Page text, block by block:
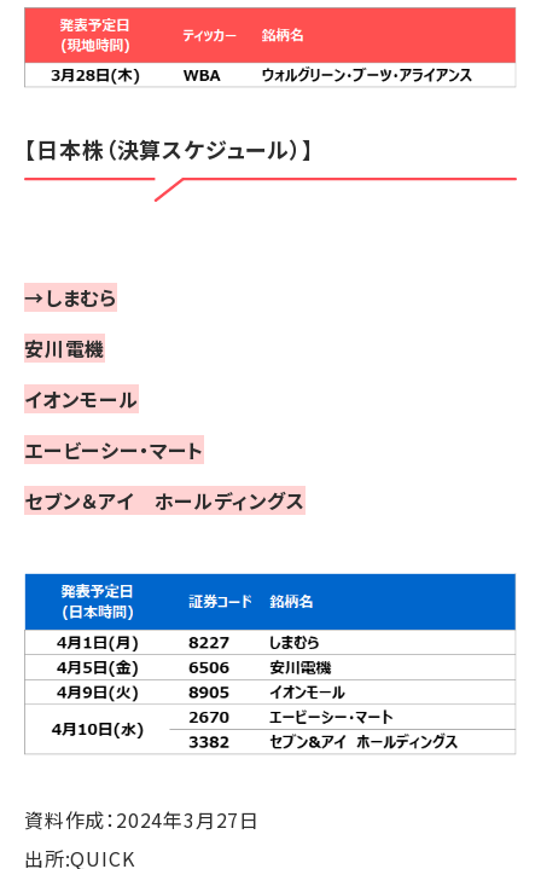
【日本株（決算スケジュール）】
→しまむら
安川電機
イオンモール
エービーシー・マート
セブン＆アイ ホールディングス
資料作成：2024年3月27日
出所:QUICK